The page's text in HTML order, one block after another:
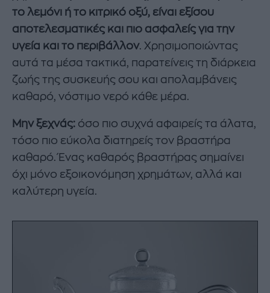
το λεμόνι ή το κιτρικό οξύ, είναι εξίσου
αποτελεσματικές και πιο ασφαλείς για την
υγεία και το περιβάλλον. Χρησιμοποιώντας
αυτά τα μέσα τακτικά, παρατείνεις τη διάρκεια
ζωής της συσκευής σου και απολαμβάνεις
καθαρό, νόστιμο νερό κάθε μέρα.
Μην ξεχνάς: όσο πιο συχνά αφαιρείς τα άλατα,
τόσο πιο εύκολα διατηρείς τον βραστήρα
καθαρό. Ένας καθαρός βραστήρας σημαίνει
όχι μόνο εξοικονόμηση χρημάτων, αλλά και
καλύτερη υγεία.